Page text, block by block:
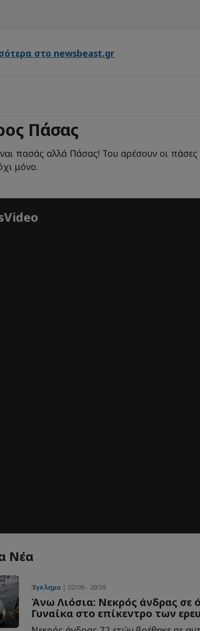
στο newsbeast.gr
Πάσας
πασάς αλλά Πάσας! Του αρέσουν οι πάσες
μόνο.
Νέα
Έγκλημα | 02/08 - 20:39
Άνω Λιόσια: Νεκρός άνδρας σε
Γυναίκα στο επίκεντρο των